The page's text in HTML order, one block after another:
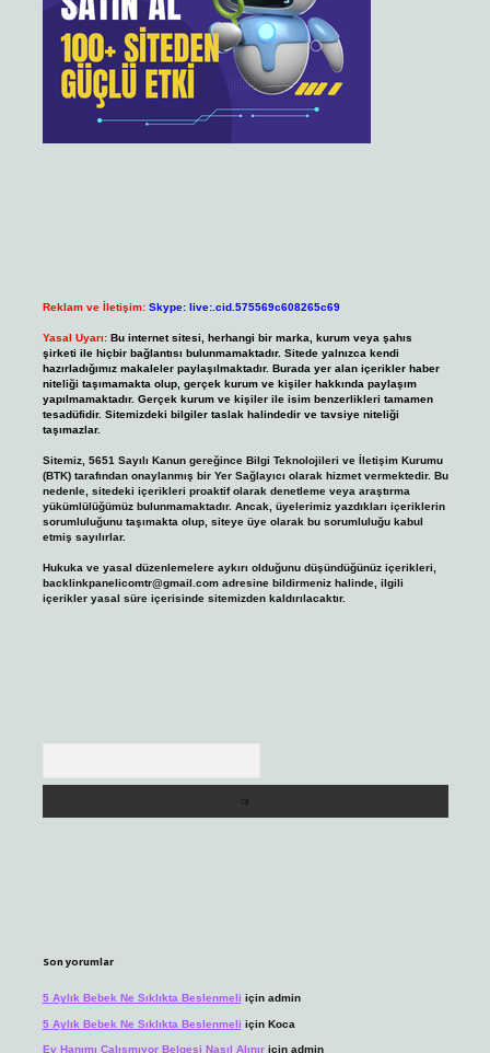
Reklam ve İletişim: Skype: live:.cid.575569c608265c69
Yasal Uyarı: Bu internet sitesi, herhangi bir marka, kurum veya şahıs
şirketi ile hiçbir bağlantısı bulunmamaktadır. Sitede yalnızca kendi
hazırladığımız makaleler paylaşılmaktadır. Burada yer alan içerikler haber
niteliği taşımamakta olup, gerçek kurum ve kişiler hakkında paylaşım
yapılmamaktadır. Gerçek kurum ve kişiler ile isim benzerlikleri tamamen
tesadüfidir. Sitemizdeki bilgiler taslak halindedir ve tavsiye niteliği
taşımazlar.
Sitemiz, 5651 Sayılı Kanun gereğince Bilgi Teknolojileri ve İletişim Kurumu
(BTK) tarafından onaylanmış bir Yer Sağlayıcı olarak hizmet vermektedir. Bu
nedenle, sitedeki içerikleri proaktif olarak denetleme veya araştırma
yükümlülüğümüz bulunmamaktadır. Ancak, üyelerimiz yazdıkları içeriklerin
sorumluluğunu taşımakta olup, siteye üye olarak bu sorumluluğu kabul
etmiş sayılırlar.
Hukuka ve yasal düzenlemelere aykırı olduğunu düşündüğünüz içerikleri,
backlinkpanelicomtr@gmail.comadresine bildirmeniz halinde, ilgili
içerikler yasal süre içerisinde sitemizden kaldırılacaktır.
Son yorumlar
5 Aylık Bebek Ne Sıklıkta Beslenmeli için admin
5 Aylık Bebek Ne Sıklıkta Beslenmeli için Koca
Ev Hanımı Çalışmıyor Belgesi Nasıl Alınıriçin admin